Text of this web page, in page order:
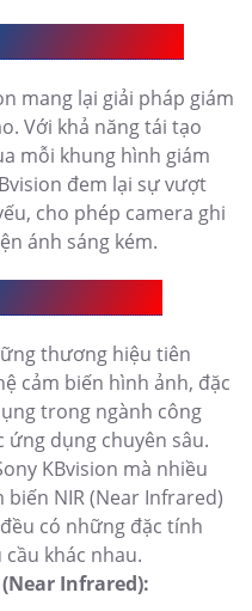
mang lại giải pháp giám
Với khả năng tái tạo
mỗi khung hình giám
đem lại sự vượt
cho phép camera ghi
ánh sáng kém.
thương hiệu tiên
cảm biến hình ảnh, đặc
trong ngành công
ứng dụng chuyên sâu.
KBvision mà nhiều
NIR (Near Infrared)
có những đặc tính
khác nhau.
Infrared):